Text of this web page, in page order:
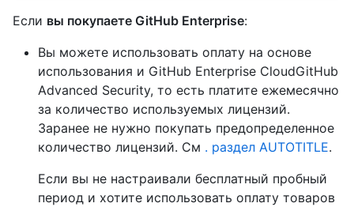
Если вы покупаете GitHub Enterprise:
Вы можете использовать оплату на основе
использования и GitHub Enterprise CloudGitHub
Advanced Security, то есть платите ежемесячно
за количество используемых лицензий.
Заранее не нужно покупать предопределенное
количество лицензий. См . раздел AUTOTITLE.
Если вы не настраивали бесплатный пробный
период и хотите использовать оплату товаров